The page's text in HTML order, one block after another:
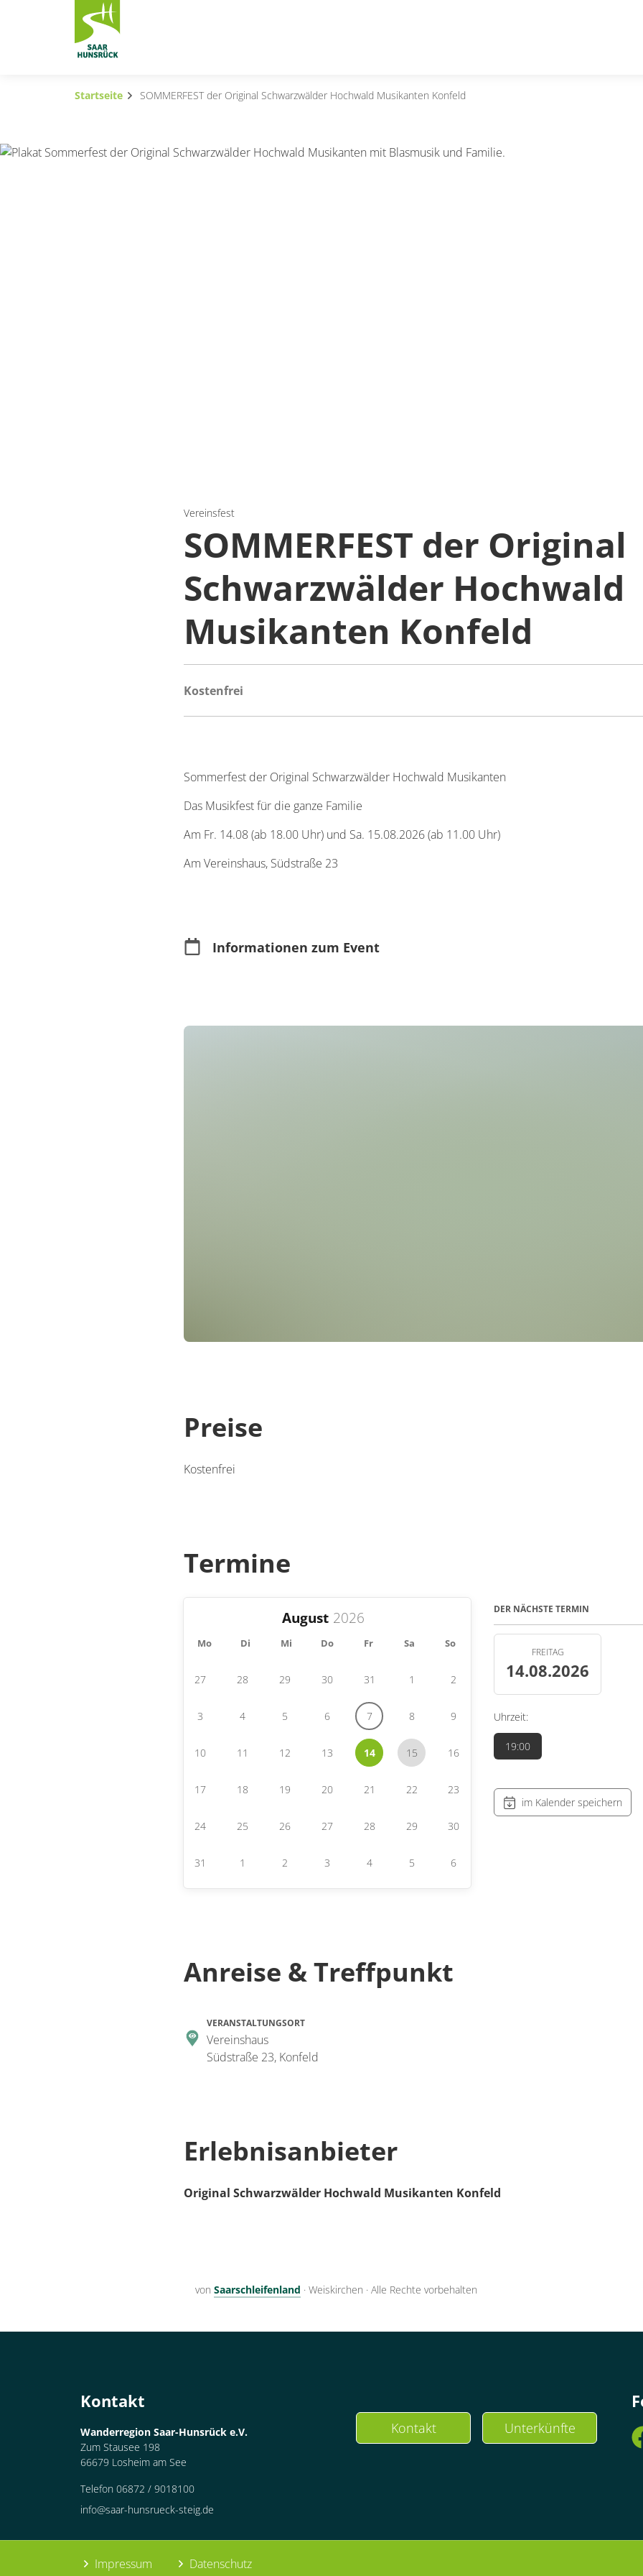
Zum Hauptinhalt springen
Startseite SOMMERFEST der Original Schwarzwälder Hochwald Musikanten Konfeld
Vereinsfest
SOMMERFEST der Original
Schwarzwälder Hochwald
Musikanten Konfeld
Kostenfrei
Sommerfest der Original Schwarzwälder Hochwald Musikanten
Das Musikfest für die ganze Familie
Am Fr. 14.08 (ab 18.00 Uhr) und Sa. 15.08.2026 (ab 11.00 Uhr)
Am Vereinshaus, Südstraße 23
Informationen zum Event
Für Familien geeignet
Preise
Kostenfrei
Termine
August
Mo Di Mi Do Fr Sa So
27 28 29 30 31 1 2
3 4 5 6 7 8 9
10 11 12 13 14 15 16
17 18 19 20 21 22 23
24 25 26 27 28 29 30
31 1 2 3 4 5 6
DER NÄCHSTE TERMIN
FREITAG
14.08.2026
Uhrzeit:
19:00
im Kalender speichern
Anreise & Treffpunkt
VERANSTALTUNGSORT
Vereinshaus
Südstraße 23, Konfeld
Erlebnisanbieter
Original Schwarzwälder Hochwald Musikanten Konfeld
von Saarschleifenland · Weiskirchen · Alle Rechte vorbehalten
Kontakt
Wanderregion Saar-Hunsrück e.V.
Zum Stausee 198
66679 Losheim am See
Telefon 06872 / 9018100
info@saar-hunsrueck-steig.de
Kontakt Unterkünfte
Impressum Datenschutz